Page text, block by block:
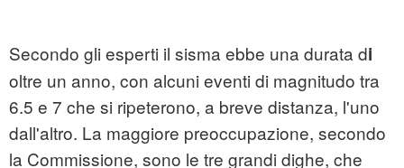
Secondo gli esperti il sisma ebbe una durata di
oltre un anno, con alcuni eventi di magnitudo tra
6.5 e 7 che si ripeterono, a breve distanza, l'uno
dall'altro. La maggiore preoccupazione, secondo
la Commissione, sono le tre grandi dighe, che